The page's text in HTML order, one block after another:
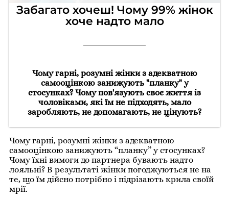
Забагато хочеш! Чому 99% жінок
хоче надто мало
Чому гарні, розумні жінки з адекватною
самооцінкою занижують "планку" у
стосунках? Чому пов'язують своє життя із
чоловіками, які їм не підходять, мало
заробляють, не допомагають, не цінують?
Чому гарні, розумні жінки з адекватною
самооцінкою занижують “планку” у стосунках?
Чому їхні вимоги до партнера бувають надто
лояльні? В результаті жінки погоджуються не на
те, що їм дійсно потрібно і підрізають крила своїй
мрії.